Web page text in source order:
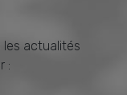
les actualités
: